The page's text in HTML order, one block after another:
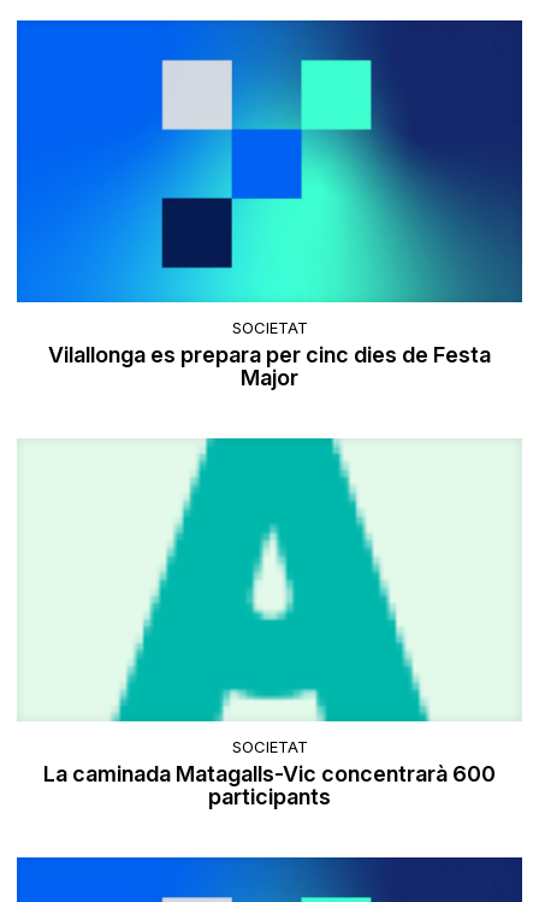
SOCIETAT
Vilallonga es prepara per cinc dies de Festa
Major
SOCIETAT
La caminada Matagalls-Vic concentrarà 600
participants